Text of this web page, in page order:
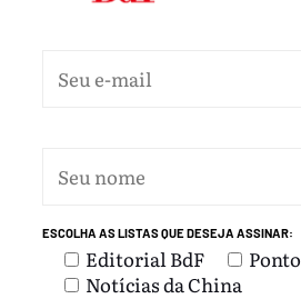
ESCOLHA AS LISTAS QUE DESEJA ASSINAR:
Editorial BdF
Ponto
Notícias da China